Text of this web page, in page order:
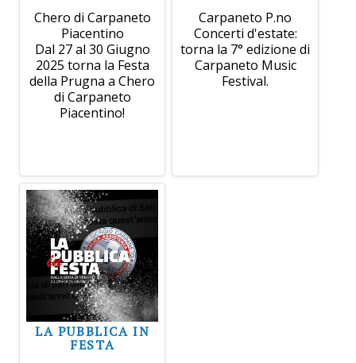
Chero di Carpaneto
Piacentino
Dal 27 al 30 Giugno
2025 torna la Festa
della Prugna a Chero
di Carpaneto
Piacentino!
Carpaneto P.no
Concerti d'estate:
torna la 7° edizione di
Carpaneto Music
Festival.
LA PUBBLICA IN
FESTA